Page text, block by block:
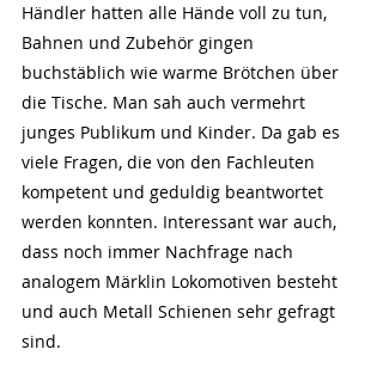
Händler hatten alle Hände voll zu tun,
Bahnen und Zubehör gingen
buchstäblich wie warme Brötchen über
die Tische. Man sah auch vermehrt
junges Publikum und Kinder. Da gab es
viele Fragen, die von den Fachleuten
kompetent und geduldig beantwortet
werden konnten. Interessant war auch,
dass noch immer Nachfrage nach
analogem Märklin Lokomotiven besteht
und auch Metall Schienen sehr gefragt
sind.